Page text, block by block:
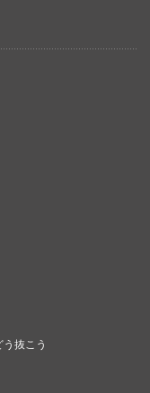
抜こう